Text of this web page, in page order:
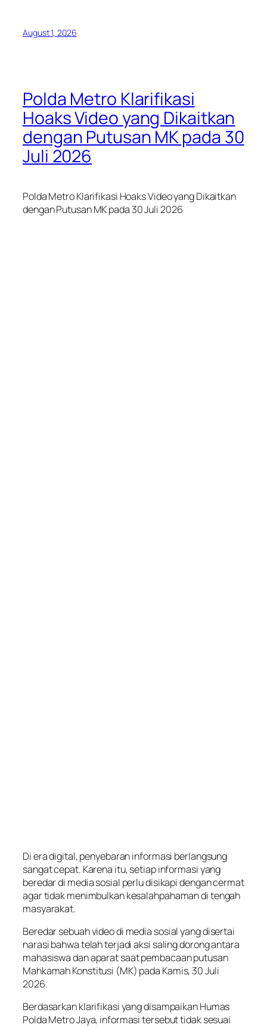
August 1, 2026
Polda Metro Klarifikasi
Hoaks Video yang Dikaitkan
dengan Putusan MK pada 30
Juli 2026
Polda Metro Klarifikasi Hoaks Video yang Dikaitkan
dengan Putusan MK pada 30 Juli 2026
Di era digital, penyebaran informasi berlangsung
sangat cepat. Karena itu, setiap informasi yang
beredar di media sosial perlu disikapi dengan cermat
agar tidak menimbulkan kesalahpahaman di tengah
masyarakat.
Beredar sebuah video di media sosial yang disertai
narasi bahwa telah terjadi aksi saling dorong antara
mahasiswa dan aparat saat pembacaan putusan
Mahkamah Konstitusi (MK) pada Kamis, 30 Juli
2026.
Berdasarkan klarifikasi yang disampaikan Humas
Polda Metro Jaya, informasi tersebut tidak sesuai